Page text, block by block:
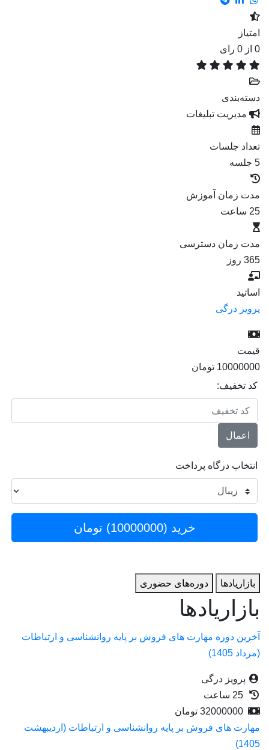
امتیاز
0 از 0 رای
دسته‌بندی
مدیریت تبلیغات
تعداد جلسات
5 جلسه
مدت زمان آموزش
25 ساعت
مدت زمان دسترسی
365 روز
اساتید
پرویز درگی
قیمت
10000000 تومان
کد تخفیف:
اعمال
انتخاب درگاه پرداخت
خرید (10000000) تومان
بازاریاد‌ها دوره‌های حضوری
بازاریاد‌ها
آخرین دوره مهارت های فروش بر پایه روانشناسی و ارتباطات
(مرداد 1405)
پرویز درگی
32000000 تومان
مهارت های فروش بر پایه روانشناسی و ارتباطات (اردیبهشت
1405)